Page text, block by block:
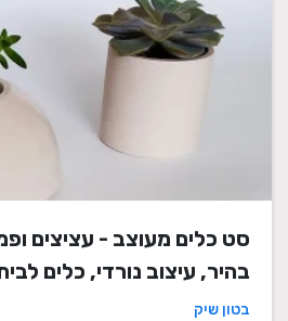
סט כלים מעוצב - עציצים
בהיר, עיצוב נורדי, כלים
מעוצבים, עציצי בטון,
בטון שיק